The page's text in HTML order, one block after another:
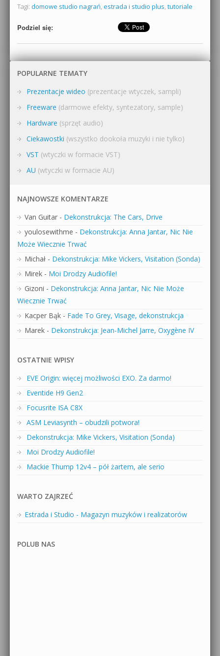
Tagi: domowe studio nagrań, estrada i studio plus, tutoriale
Podziel się:
POPULARNE TEMATY
Prezentacje wideo (prezentacje wtyczek, sampli)
Freeware (darmowe efekty, syntezatory, sample)
Hardware (sprzęt audio)
Ciekawostki (wszystko dookoła muzyki i nie tylko)
VST (wtyczki w formacie VST)
AU (wtyczki w formacie AU)
NAJNOWSZE KOMENTARZE
Van Guitar - Dekonstrukcja: The Cars, Drive
youlosewithme - Dekonstrukcja: Anna Jantar, Nic Nie
Może Wiecznie Trwać
Michał - Dekonstrukcja: Mike Vickers, Visitation (Sonda)
Mirek - Moi Drodzy Audiofile!
Gizoni - Dekonstrukcja: Anna Jantar, Nic Nie Może
Wiecznie Trwać
Kacper Bąk - Fade To Grey, Visage, dekonstrukcja
Marek - Dekonstrukcja: Jean-Michel Jarre, Oxygène IV
OSTATNIE WPISY
EVE Origin: więcej możliwości EXO. Za darmo!
Eventide H9 Gen2
Focusrite ISA C8X
ASM Leviasynth – obudzili potwora!
Dekonstrukcja: Mike Vickers, Visitation (Sonda)
Moi Drodzy Audiofile!
Mackie Thump 12v4 – pół żartem, ale serio
WARTO ZAJRZEĆ
Estrada i Studio - Magazyn muzyków i realizatorów
POLUB NAS